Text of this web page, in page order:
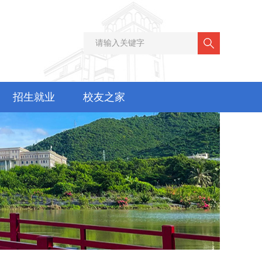
招生就业 校友之家